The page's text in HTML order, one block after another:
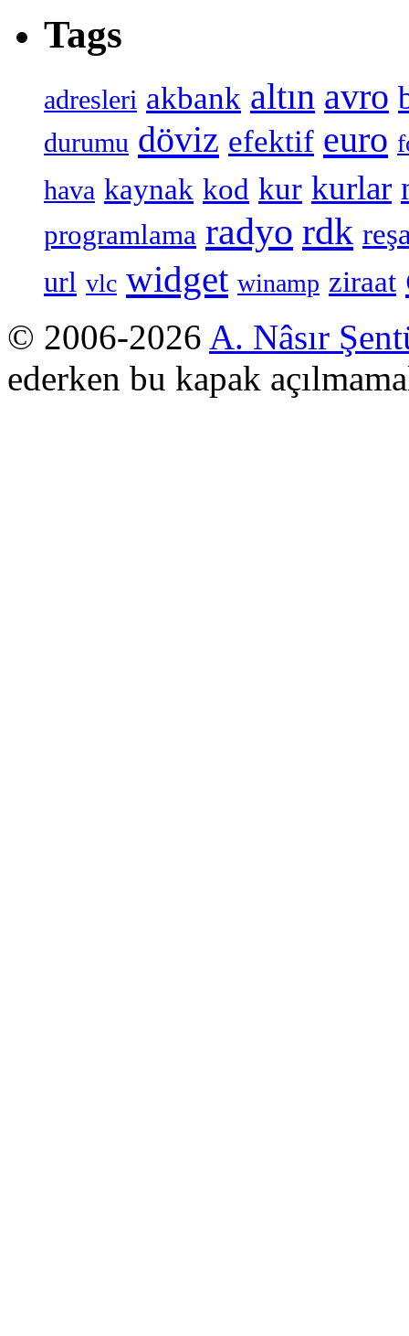
Tags
adresleri akbank altın avro
durumu döviz efektif euro
hava kaynak kod kur kurlar
programlama radyo rdk
url vlc widget winamp ziraat
© 2006-2026 A. Nâsır
ederken bu kapak